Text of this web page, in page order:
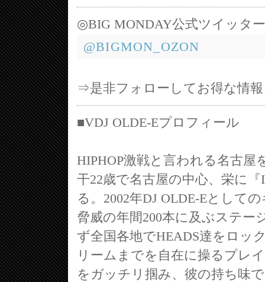
◎BIG MONDAY公式ツイッタ
@BIGMON_OZON
⇒是非フォローしてお得な情
■VDJ OLDE-Eプロフィール
HIPHOP激戦と言われる名古屋
干22歳で名古屋の中心、栄に『
る。2002年DJ OLDE-Eとして
脅威の年間200本に及ぶステ
ず全国各地でHEADS達をロッ
リームまでを自在に操るプレ
をガッチリ掴み、彼の持ち味